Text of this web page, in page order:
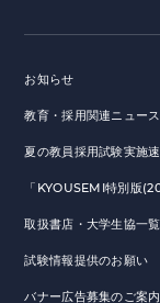
お知らせ
教育・採用関連ニュース
夏の教員採用試験実施
「KYOUSEMI特別版
取扱書店・大学生協一覧
試験情報提供のお願い
バナー広告募集のご案内